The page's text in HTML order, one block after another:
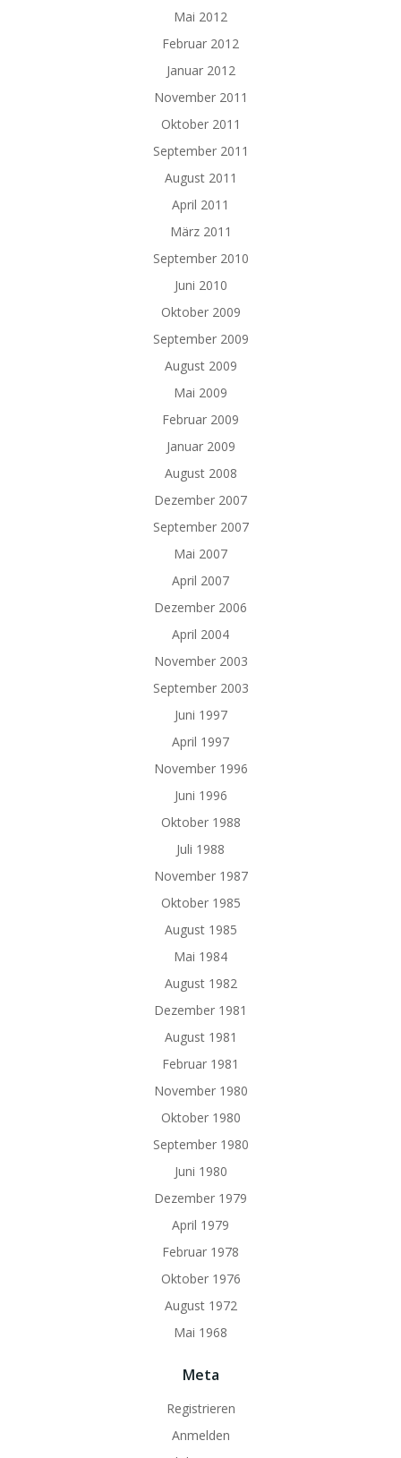
Mai 2012
Februar 2012
Januar 2012
November 2011
Oktober 2011
September 2011
August 2011
April 2011
März 2011
September 2010
Juni 2010
Oktober 2009
September 2009
August 2009
Mai 2009
Februar 2009
Januar 2009
August 2008
Dezember 2007
September 2007
Mai 2007
April 2007
Dezember 2006
April 2004
November 2003
September 2003
Juni 1997
April 1997
November 1996
Juni 1996
Oktober 1988
Juli 1988
November 1987
Oktober 1985
August 1985
Mai 1984
August 1982
Dezember 1981
August 1981
Februar 1981
November 1980
Oktober 1980
September 1980
Juni 1980
Dezember 1979
April 1979
Februar 1978
Oktober 1976
August 1972
Mai 1968
Meta
Registrieren
Anmelden